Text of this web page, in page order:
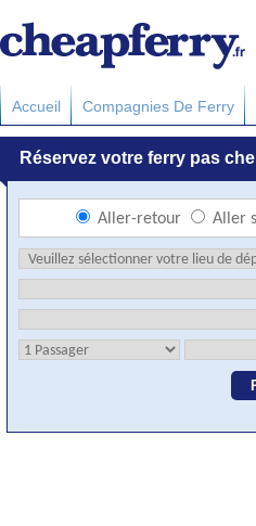
Accueil Compagnies De Ferry